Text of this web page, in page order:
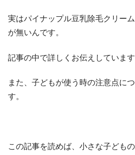
実はパイナップル豆乳除毛クリー
が無いんです。
記事の中で詳しくお伝えしています
また、子どもが使う時の注意点に
す。
この記事を読めば、小さな子ども